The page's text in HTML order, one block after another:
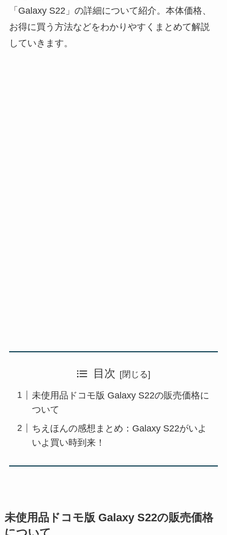
「Galaxy S22」の詳細について紹介。本体価格、
お得に買う方法などをわかりやすくまとめて解説
していきます。
目次
未使用品ドコモ版 Galaxy S22の販売価格に
ついて
ちえほんの感想まとめ：Galaxy S22がいよ
いよ買い時到来！
未使用品ドコモ版 Galaxy S22の販売価格